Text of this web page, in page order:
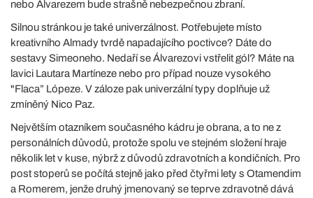
nebo Álvarezem bude strašně nebezpečnou zbraní.
Silnou stránkou je také univerzálnost. Potřebujete místo
kreativního Almady tvrdě napadajícího poctivce? Dáte do
sestavy Simeoneho. Nedaří se Álvarezovi vstřelit gól? Máte na
lavici Lautara Martíneze nebo pro případ nouze vysokého
"Flaca” Lópeze. V záloze pak univerzální typy doplňuje už
zmíněný Nico Paz.
Největším otazníkem současného kádru je obrana, a to ne z
personálních důvodů, protože spolu ve stejném složení hraje
několik let v kuse, nýbrž z důvodů zdravotních a kondičních. Pro
post stoperů se počítá stejně jako před čtyřmi lety s Otamendim
a Romerem, jenže druhý jmenovaný se teprve zdravotně dává